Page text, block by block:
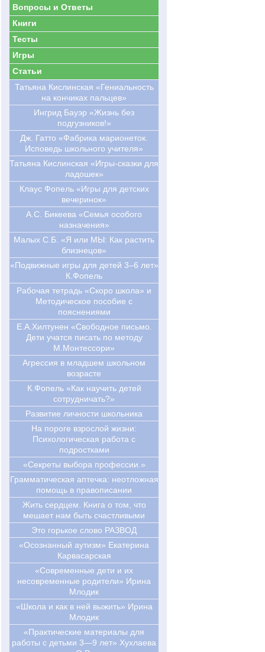
Вопросы и Ответы
Книги
Тесты
Игры
Статьи
Татьяна Кислинская «Гениальность
на кончиках пальцев»
Ингрид Бауэр «Жизнь без
подгузников!»
Дж. Гатто «Фабрика марионеток.
Исповедь школьного учителя»
Татьяна Кислинская «Игры-сказки для
ладошек»
Клаус Фопель «Игры для детских
вечеринок»
А.С. Бикеева «Семья особого
назначения»
Малых С.Б. «Я или МЫ: Как растить
близнецов»
«Подвижные игры для детей 3–6 лет»
К.Фопель
Рабочая тетрадь «Скоро школа» и
Методическое пособие с
пояснениями
Е.А.Хилтунен «Свободное письмо.
Дети учатся писать по методу
М.Монтессори»
Агрессия в младшем школьном
возрасте
К.Фопель «Как научить детей
сотрудничать?»
Развитие личности школьника
На пороге взрослой жизни:
Психологическая работа с
подростками
«Секреты выбора профессии.»
Грамматическая аптечка: неотложная
помощь в правописании
Жить сердцем. Книга о том, что
мешает нам быть счастливыми
Это горькое слово РАЗВОД
«Осознанный аутизм» Екатерина
Карвасарская
«Современные дети и их
несовременные родители» Ирина
Млодик
«Школа и как в ней выжить» Ирина
Млодик
«Практические материалы для
работы с детьми 3—9 лет» Хухлаева